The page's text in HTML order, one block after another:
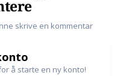
skrive en kommentar
å starte en ny konto!